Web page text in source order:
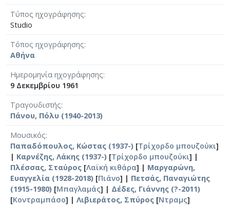
Τύπος ηχογράφησης
Studio
Τόπος ηχογράφησης
Αθήνα
Ημερομηνία ηχογράφησης
9 Δεκεμβρίου 1961
Τραγουδιστής
Πάνου, Πόλυ (1940-2013)
Μουσικός
Παπαδόπουλος, Κώστας (1937-) [Τρίχορδο μπουζούκι]
| Καρνέζης, Λάκης (1937-) [Τρίχορδο μπουζούκι] |
Πλέσσας, Σταύρος [Λαϊκή κιθάρα] | Μαργαρώνη,
Ευαγγελία (1928-2018) [Πιάνο] | Πετσάς, Παναγιώτης
(1915-1980) [Μπαγλαμάς] | Δέδες, Γιάννης (?-2011)
[Κοντραμπάσο] | Λιβιεράτος, Σπύρος [Ντραμς]